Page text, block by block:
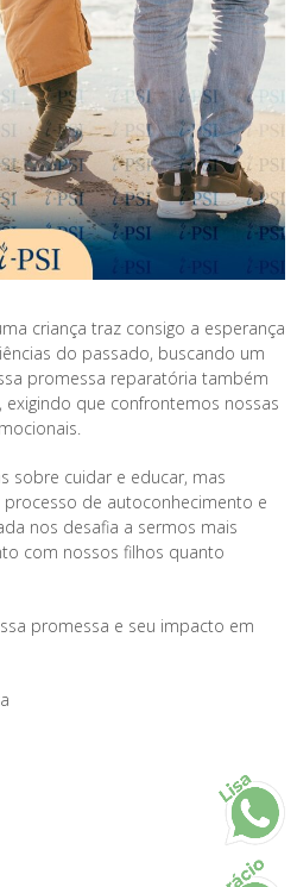
criança traz consigo a esperança
do passado, buscando um
promessa reparatória também
exigindo que confrontemos nossas
sobre cuidar e educar, mas
de autoconhecimento e
nos desafia a sermos mais
com nossos filhos quanto
promessa e seu impacto em